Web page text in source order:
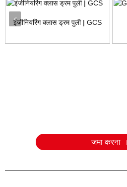
इंजीनियरिंग क्लास ड्रम पुली | GCS
जमा करना